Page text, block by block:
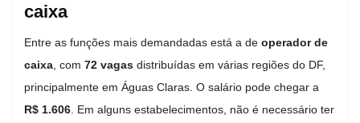
caixa
Entre as funções mais demandadas está a de operador de
caixa , com 72 vagas distribuídas em várias regiões do DF,
principalmente em Águas Claras. O salário pode chegar a
R$ 1.606 . Em alguns estabelecimentos, não é necessário ter